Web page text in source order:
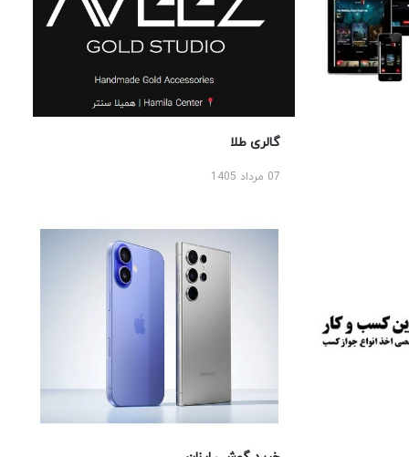
گالری طلا
07 مرداد 1405